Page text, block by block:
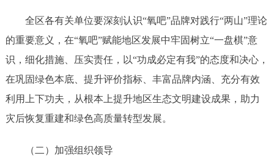
全区各有关单位要深刻认识“氧吧”品牌对践行“两山”理论
的重要意义，在“氧吧”赋能地区发展中牢固树立“一盘棋”意
识，细化措施、压实责任，以“功成必定有我”的态度和决心，
在巩固绿色本底、提升评价指标、丰富品牌内涵、充分有效
利用上下功夫，从根本上提升地区生态文明建设成果，助力
灾后恢复重建和绿色高质量转型发展。
（二）加强组织领导